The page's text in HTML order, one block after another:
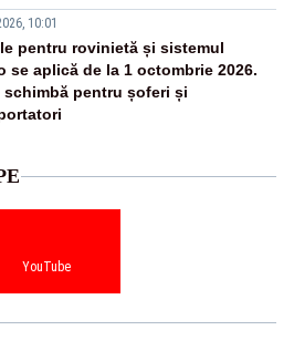
10:01
pentru rovinietă și sistemul
se aplică de la 1 octombrie 2026.
schimbă pentru șoferi și
YouTube